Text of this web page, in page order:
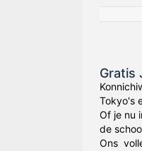
Gratis
Tokyo's
Of je nu
de
Ons